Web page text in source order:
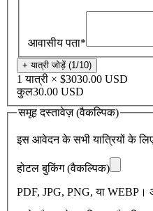
आवासीय पता*
+ यात्री जोड़ें (1/10)
1 यात्री × $3030.00 USD
कुल30.00 USD
समूह दस्तावेज़ (वैकल्पिक)
इस आवेदन के सभी यात्रियों के
होटल बुकिंग (वैकल्पिक)
PDF, JPG, PNG, या WEBP।